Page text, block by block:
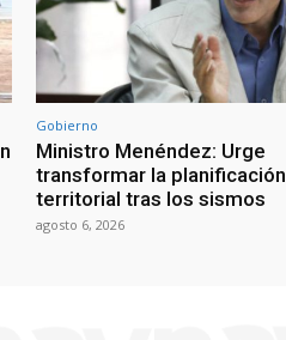
Gobierno
Ministro Menéndez: Urge
transformar la planificación
territorial tras los sismos
agosto 6, 2026